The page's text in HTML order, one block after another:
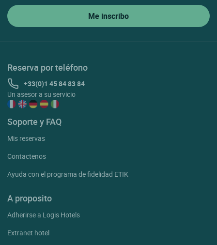
Reserva por teléfono
+33(0)1 45 84 83 84
Un asesor a su servicio
Soporte y FAQ
Mis reservas
Contactenos
Ayuda con el programa de fidelidad ETIK
A proposito
Adherirse a Logis Hotels
Extranet hotel